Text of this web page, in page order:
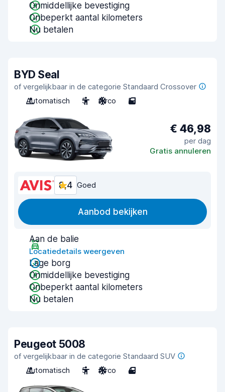
Onmiddellijke bevestiging
Onbeperkt aantal kilometers
Nu betalen
BYD Seal
of vergelijkbaar in de categorie Standaard Crossover
Automatisch
5 Airco 5
€ 46,98
per dag
Gratis annuleren
8,4 Goed
Aanbod bekijken
Aan de balie
Locatiedetails weergeven
Lage borg
Onmiddellijke bevestiging
Onbeperkt aantal kilometers
Nu betalen
Peugeot 5008
of vergelijkbaar in de categorie Standaard SUV
Automatisch
5 Airco 4